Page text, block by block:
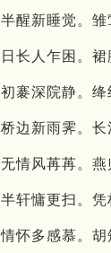
新睡觉。
人乍困。
深院静。
新雨霁。
风苒苒。
慵更扫。
多感慕。